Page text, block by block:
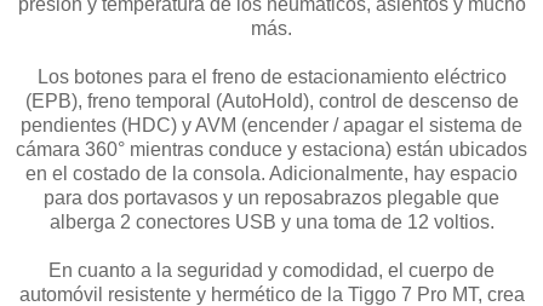
más.
Los botones para el freno de estacionamiento eléctrico
(EPB), freno temporal (AutoHold), control de descenso de
pendientes (HDC) y AVM (encender / apagar el sistema de
cámara 360° mientras conduce y estaciona) están ubicados
en el costado de la consola. Adicionalmente, hay espacio
para dos portavasos y un reposabrazos plegable que
alberga 2 conectores USB y una toma de 12 voltios.
En cuanto a la seguridad y comodidad, el cuerpo de
automóvil resistente y hermético de la Tiggo 7 Pro MT, crea